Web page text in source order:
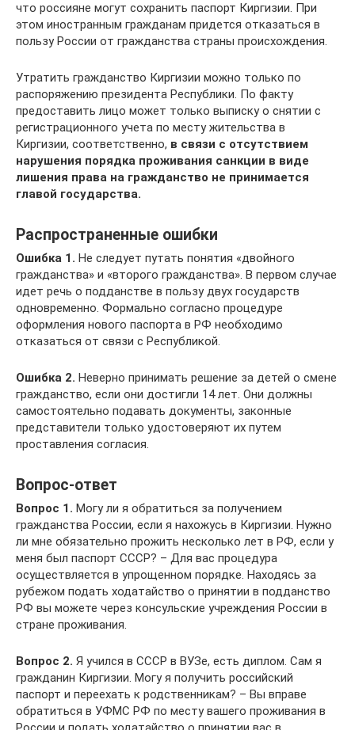
что россияне могут сохранить паспорт Киргизии. При
этом иностранным гражданам придется отказаться в
пользу России от гражданства страны происхождения.
Утратить гражданство Киргизии можно только по
распоряжению президента Республики. По факту
предоставить лицо может только выписку о снятии с
регистрационного учета по месту жительства в
Киргизии, соответственно, в связи с отсутствием
нарушения порядка проживания санкции в виде
лишения права на гражданство не принимается
главой государства.
Распространенные ошибки
Ошибка 1. Не следует путать понятия «двойного
гражданства» и «второго гражданства». В первом случае
идет речь о подданстве в пользу двух государств
одновременно. Формально согласно процедуре
оформления нового паспорта в РФ необходимо
отказаться от связи с Республикой.
Ошибка 2. Неверно принимать решение за детей о смене
гражданство, если они достигли 14 лет. Они должны
самостоятельно подавать документы, законные
представители только удостоверяют их путем
проставления согласия.
Вопрос-ответ
Вопрос 1. Могу ли я обратиться за получением
гражданства России, если я нахожусь в Киргизии. Нужно
ли мне обязательно прожить несколько лет в РФ, если у
меня был паспорт СССР? – Для вас процедура
осуществляется в упрощенном порядке. Находясь за
рубежом подать ходатайство о принятии в подданство
РФ вы можете через консульские учреждения России в
стране проживания.
Вопрос 2. Я учился в СССР в ВУЗе, есть диплом. Сам я
гражданин Киргизии. Могу я получить российский
паспорт и переехать к родственникам? – Вы вправе
обратиться в УФМС РФ по месту вашего проживания в